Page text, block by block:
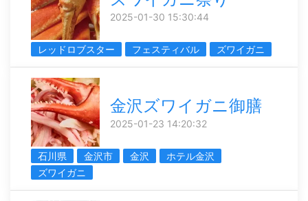
2025-01-30 15:30:44
レッドロブスター フェスティバル ズワイガニ
金沢ズワイガニ御膳
2025-01-23 14:20:32
石川県 金沢市 金沢
ホテル金沢
ズワイガニ